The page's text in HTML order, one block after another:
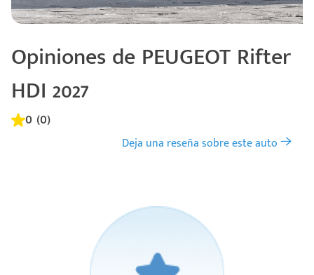
Postal
Ingresar
Opiniones de PEUGEOT Rifter
HDI 2027
0 (0)
Deja una reseña sobre este auto